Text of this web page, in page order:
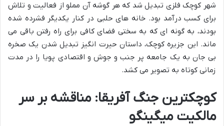
شهر کوچک فلزی تبدیل شد که هر گوشه آن مملو از فعالیت و تلاش
برای کسب درآمد بود. خانه های حلبی در کنار یکدیگر فشرده شده
بودند، به گونه ای که به سختی فضای کافی برای راه رفتن باقی می
ماند. این جزیره کوچک، داستان حیرت انگیز تبدیل شدن یک صخره
بی جان به یک جامعه پر جنب و جوش و اقتصادی پویا را در مدت
زمانی کوتاه به تصویر می کشد.
کوچکترین جنگ آفریقا: مناقشه بر سر
مالکیت میگینگو